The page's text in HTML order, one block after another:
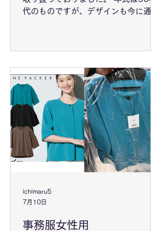
代のものですが、デザインも今に通じ
事務服女性用
ichimaru5
7月10日